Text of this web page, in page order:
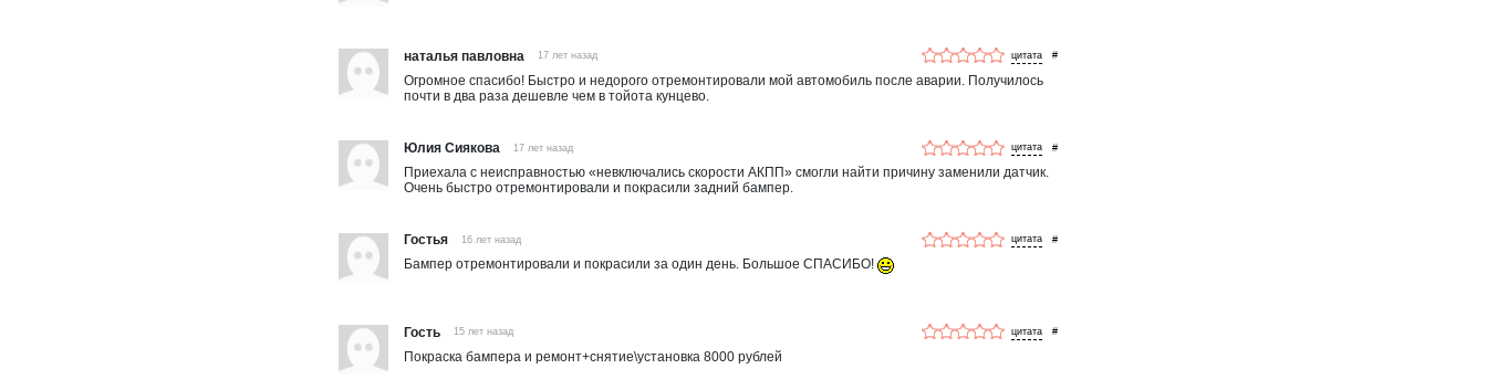
наталья павловна 17 лет назад #
Огромное спасибо! Быстро и недорого отремонтировали мой автомобиль после аварии. Получилось
почти в два раза дешевле чем в тойота кунцево.
Юлия Сиякова 17 лет назад #
Приехала с неисправностью «невключались скорости АКПП» смогли найти причину заменили датчик.
Очень быстро отремонтировали и покрасили задний бампер.
Гостья 16 лет назад #
Бампер отремонтировали и покрасили за один день. Большое СПАСИБО!
Гость 15 лет назад #
Покраска бампера и ремонт+снятие\установка 8000 рублей